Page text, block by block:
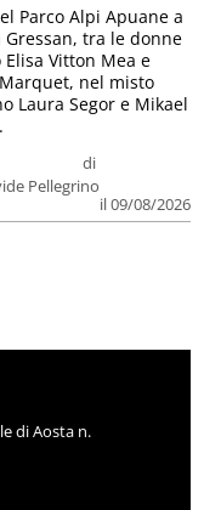
di
Pellegrino
il 09/08/2026
Parco Alpi Apuane a
Gressan, tra le donne
Elisa Vitton Mea e
nel misto
Laura Segor e Mikael
di Aosta n.